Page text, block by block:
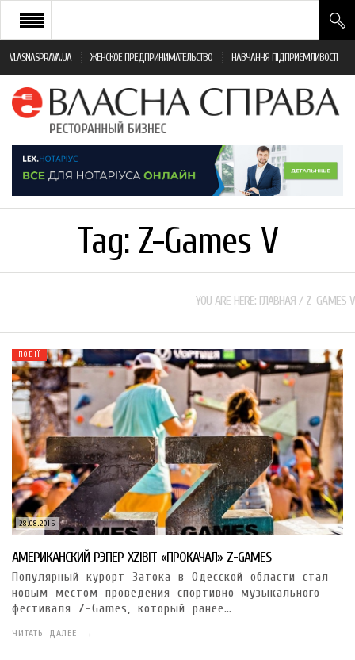
VLASNASPRAVA.UA ЖЕНСКОЕ ПРЕДПРИНИМАТЕЛЬСТВО НАВЧАННЯ ПІДПРИЄМЛИВОСТІ
НОВИНИ РЕСТОРАННОГО БІЗНЕСУ
ЯК ВІДКРИТИ ТА УСПІШНО КЕРУВАТИ
МОНІТОРИНГ ЗАКОНОДАВСТВА
Tag: Z-Games V
YOU ARE HERE: ГЛАВНАЯ / Z-GAMES V
28.08.2015
ПОДІЇ
АМЕРИКАНСКИЙ РЭПЕР XZIBIT «ПРОКАЧАЛ» Z-GAMES
Популярный курорт Затока в Одесской области стал
новым местом проведения спортивно-музыкального
фестиваля Z-Games, который ранее…
ЧИТАТЬ ДАЛЕЕ →